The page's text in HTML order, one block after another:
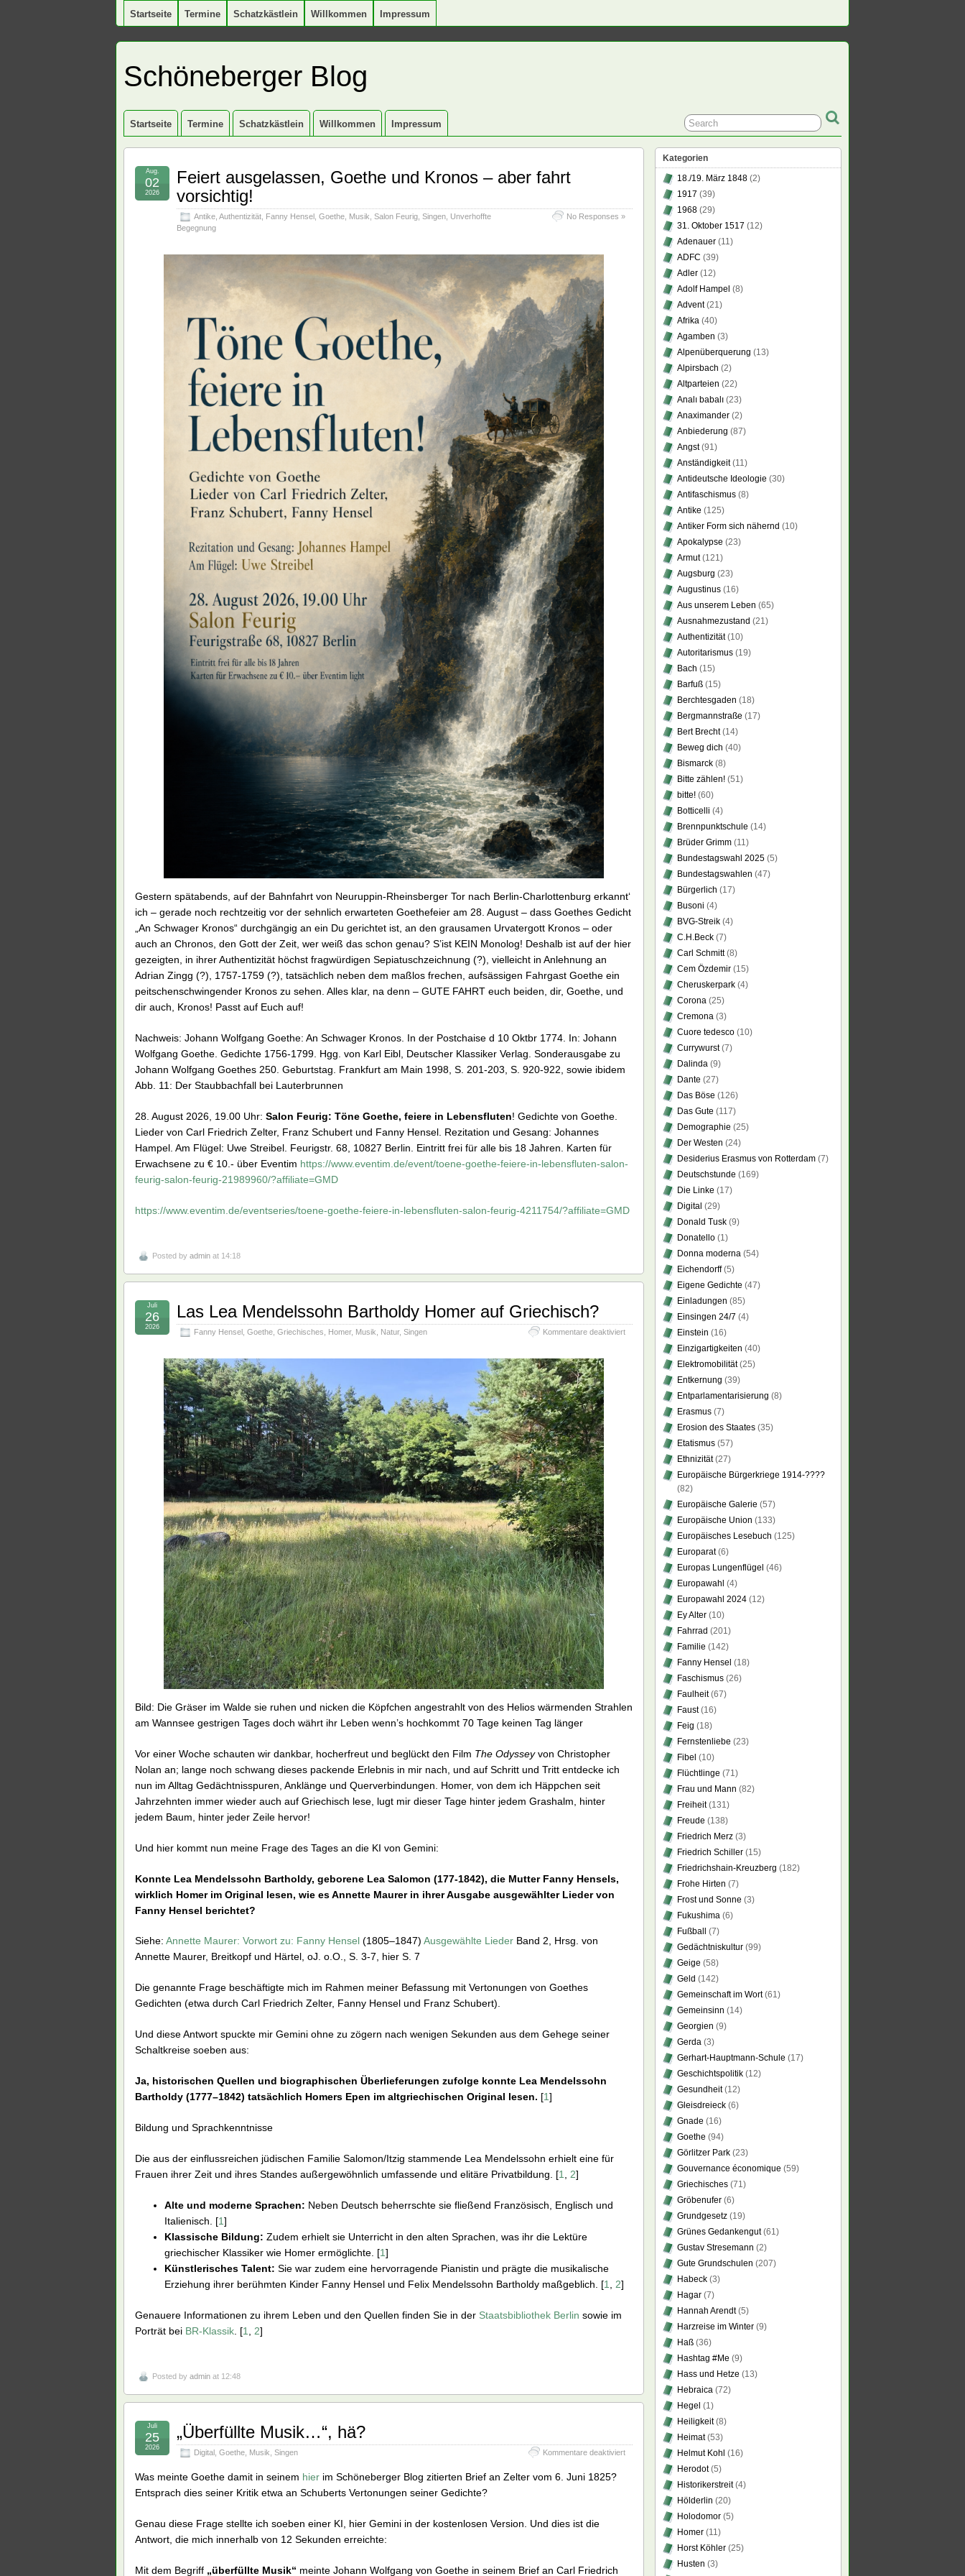
Startseite Termine Schatzkästlein Willkommen Impressum
Schöneberger Blog
Startseite Termine Schatzkästlein Willkommen Impressum
Feiert ausgelassen, Goethe und Kronos – aber fahrt
vorsichtig!
Antike Authentizität Fanny Hensel Goethe Musik Salon Feurig Singen Unverhoffte
Begegnung
No Responses »
Aug.
02
2026
Gestern spätabends, auf der Bahnfahrt von Neuruppin-Rheinsberger Tor nach Berlin-Charlottenburg erkannt‘
ich – gerade noch rechtzeitig vor der sehnlich erwarteten Goethefeier am 28. August – dass Goethes Gedicht
„An Schwager Kronos“ durchgängig an ein Du gerichtet ist, an den grausamen Urvatergott Kronos – oder
auch an Chronos, den Gott der Zeit, wer weiß das schon genau? S’ist KEIN Monolog! Deshalb ist auf der hier
gezeigten, in ihrer Authentizität höchst fragwürdigen Sepiatuschzeichnung (?), vielleicht in Anlehnung an
Adrian Zingg (?), 1757-1759 (?), tatsächlich neben dem maßlos frechen, aufsässigen Fahrgast Goethe ein
peitschenschwingender Kronos zu sehen. Alles klar, na denn – GUTE FAHRT euch beiden, dir, Goethe, und
dir auch, Kronos! Passt auf Euch auf!
Nachweis: Johann Wolfgang Goethe: An Schwager Kronos. In der Postchaise d 10 Oktbr 1774. In: Johann
Wolfgang Goethe. Gedichte 1756-1799. Hgg. von Karl Eibl, Deutscher Klassiker Verlag. Sonderausgabe zu
Johann Wolfgang Goethes 250. Geburtstag. Frankfurt am Main 1998, S. 201-203, S. 920-922, sowie ibidem
Abb. 11: Der Staubbachfall bei Lauterbrunnen
28. August 2026, 19.00 Uhr: Salon Feurig: Töne Goethe, feiere in Lebensfluten! Gedichte von Goethe.
Lieder von Carl Friedrich Zelter, Franz Schubert und Fanny Hensel. Rezitation und Gesang: Johannes
Hampel. Am Flügel: Uwe Streibel. Feurigstr. 68, 10827 Berlin. Eintritt frei für alle bis 18 Jahren. Karten für
Erwachsene zu € 10.- über Eventim https://www.eventim.de/event/toene-goethe-feiere-in-lebensfluten-salon-
feurig-salon-feurig-21989960/?affiliate=GMD
https://www.eventim.de/eventseries/toene-goethe-feiere-in-lebensfluten-salon-feurig-4211754/?affiliate=GMD
Posted by admin at 14:18
Las Lea Mendelssohn Bartholdy Homer auf Griechisch?
Fanny Hensel , Goethe, Griechisches, Homer, Musik, Natur, Singen Kommentare deaktiviertfür
Mendelssohn
Griechisch?
Juli
26
2026
Bild: Die Gräser im Walde sie ruhen und nicken die Köpfchen angestrahlt von des Helios wärmenden Strahlen
am Wannsee gestrigen Tages doch währt ihr Leben wenn’s hochkommt 70 Tage keinen Tag länger
Vor einer Woche schauten wir dankbar, hocherfreut und beglückt den Film The Odysseyvon Christopher
Nolan an; lange noch schwang dieses packende Erlebnis in mir nach, und auf Schritt und Tritt entdecke ich
nun im Alltag Gedächtnisspuren, Anklänge und Querverbindungen. Homer, von dem ich Häppchen seit
Jahrzehnten immer wieder auch auf Griechisch lese, lugt mir dieser Tage hinter jedem Grashalm, hinter
jedem Baum, hinter jeder Zeile hervor!
Und hier kommt nun meine Frage des Tages an die KI von Gemini:
Konnte Lea Mendelssohn Bartholdy, geborene Lea Salomon (177-1842), die Mutter Fanny Hensels,
wirklich Homer im Original lesen, wie es Annette Maurer in ihrer Ausgabe ausgewählter Lieder von
Fanny Hensel berichtet?
Siehe: Annette Maurer: Vorwort zu: Fanny Hensel (1805–1847) Ausgewählte Lieder Band 2, Hrsg. von
Annette Maurer, Breitkopf und Härtel, oJ. o.O., S. 3-7, hier S. 7
Die genannte Frage beschäftigte mich im Rahmen meiner Befassung mit Vertonungen von Goethes
Gedichten (etwa durch Carl Friedrich Zelter, Fanny Hensel und Franz Schubert).
Und diese Antwort spuckte mir Gemini ohne zu zögern nach wenigen Sekunden aus dem Gehege seiner
Schaltkreise soeben aus:
Ja, historischen Quellen und biographischen Überlieferungen zufolge konnte Lea Mendelssohn
Bartholdy (1777–1842) tatsächlich Homers Epen im altgriechischen Original lesen. [1]
Bildung und Sprachkenntnisse
Die aus der einflussreichen jüdischen Familie Salomon/Itzig stammende Lea Mendelssohn erhielt eine für
Frauen ihrer Zeit und ihres Standes außergewöhnlich umfassende und elitäre Privatbildung. [1 2]
Alte und moderne Sprachen: Neben Deutsch beherrschte sie fließend Französisch, Englisch und
Italienisch. [1]
Klassische Bildung: Zudem erhielt sie Unterricht in den alten Sprachen, was ihr die Lektüre
griechischer Klassiker wie Homer ermöglichte. [1]
Künstlerisches Talent: Sie war zudem eine hervorragende Pianistin und prägte die musikalische
Erziehung ihrer berühmten Kinder Fanny Hensel und Felix Mendelssohn Bartholdy maßgeblich. [1 2]
Genauere Informationen zu ihrem Leben und den Quellen finden Sie in der Staatsbibliothek Berlin sowie im
Porträt bei BR-Klassik . [1 2]
Posted by admin at 12:48
„Überfüllte Musik…“, hä?
Digital Goethe Musik Singen Kommentare deaktiviertfür
Juli
25
2026
Was meinte Goethe damit in seinem hier im Schöneberger Blog zitierten Brief an Zelter vom 6. Juni 1825?
Entsprach dies seiner Kritik etwa an Schuberts Vertonungen seiner Gedichte?
Genau diese Frage stellte ich soeben einer KI, hier Gemini in der kostenlosen Version. Und dies ist die
Antwort, die mich innerhalb von 12 Sekunden erreichte:
Mit dem Begriff „überfüllte Musik“ meinte Johann Wolfgang von Goethe in seinem Brief an Carl Friedrich
Kategorien
18./19. März 1848 (2)
1917 (39)
1968 (29)
31. Oktober 1517 (12)
Adenauer (11)
ADFC (39)
Adler (12)
Adolf Hampel (8)
Advent(21)
Afrika (40)
Agamben (3)
Alpenüberquerung (13)
Alpirsbach (2)
Altparteien (22)
Analı babalı (23)
Anaximander (2)
Anbiederung (87)
Angst(91)
Anständigkeit(11)
Antideutsche Ideologie (30)
Antifaschismus (8)
Antike (125)
Antiker Form sich nähernd (10)
Apokalypse (23)
Armut(121)
Augsburg (23)
Augustinus (16)
Aus unserem Leben (65)
Ausnahmezustand (21)
Authentizität(10)
Autoritarismus (19)
Bach (15)
Barfuß (15)
Berchtesgaden (18)
Bergmannstraße (17)
Bert Brecht(14)
Beweg dich (40)
Bismarck (8)
Bitte zählen! (51)
bitte! (60)
Botticelli (4)
Brennpunktschule (14)
Brüder Grimm (11)
Bundestagswahl 2025 (5)
Bundestagswahlen (47)
Bürgerlich (17)
Busoni (4)
BVG-Streik (4)
C.H.Beck (7)
Carl Schmitt(8)
Cem Özdemir (15)
Cheruskerpark (4)
Corona (25)
Cremona (3)
Cuore tedesco (10)
Currywurst(7)
Dalinda (9)
Dante (27)
Das Böse (126)
Das Gute (117)
Demographie (25)
Der Westen (24)
Desiderius Erasmus von Rotterdam (7)
Deutschstunde (169)
Die Linke (17)
Digital (29)
Donald Tusk (9)
Donatello (1)
Donna moderna (54)
Eichendorff(5)
Eigene Gedichte (47)
Einladungen (85)
Einsingen 24/7 (4)
Einstein (16)
Einzigartigkeiten (40)
Elektromobilität(25)
Entkernung (39)
Entparlamentarisierung (8)
Erasmus (7)
Erosion des Staates (35)
Etatismus (57)
Ethnizität(27)
Europäische Bürgerkriege 1914-????
(82)
Europäische Galerie (57)
Europäische Union (133)
Europäisches Lesebuch (125)
Europarat(6)
Europas Lungenflügel (46)
Europawahl (4)
Europawahl 2024 (12)
Ey Alter (10)
Fahrrad (201)
Familie (142)
Fanny Hensel (18)
Faschismus (26)
Faulheit(67)
Faust(16)
Feig (18)
Fernstenliebe (23)
Fibel (10)
Flüchtlinge (71)
Frau und Mann (82)
Freiheit(131)
Freude (138)
Friedrich Merz (3)
Friedrich Schiller (15)
Friedrichshain-Kreuzberg (182)
Frohe Hirten (7)
Frost und Sonne (3)
Fukushima (6)
Fußball
(7)
Gedächtniskultur (99)
Geige (58)
Geld (142)
Gemeinschaft im Wort(61)
Gemeinsinn (14)
Georgien (9)
Gerda (3)
Gerhart-Hauptmann-Schule (17)
Geschichtspolitik (12)
Gesundheit(12)
Gleisdreieck (6)
Gnade (16)
Goethe (94)
Görlitzer Park (23)
Gouvernance économique (59)
Griechisches (71)
Gröbenufer (6)
Grundgesetz (19)
Grünes Gedankengut(61)
Gustav Stresemann (2)
Gute Grundschulen (207)
Habeck (3)
Hagar (7)
Hannah Arendt(5)
Harzreise im Winter (9)
Haß (36)
Hashtag #Me (9)
Hass und Hetze (13)
Hebraica (72)
Hegel (1)
Heiligkeit(8)
Heimat(53)
Helmut Kohl (16)
Herodot(5)
Historikerstreit(4)
Hölderlin (20)
Holodomor (5)
Homer (11)
Horst Köhler (25)
Husten (3)